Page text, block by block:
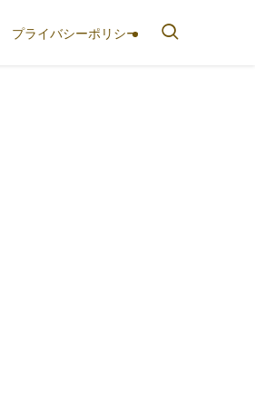
プライバシーポリシー